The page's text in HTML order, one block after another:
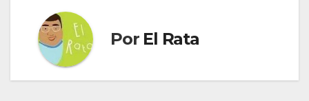
Por El Rata